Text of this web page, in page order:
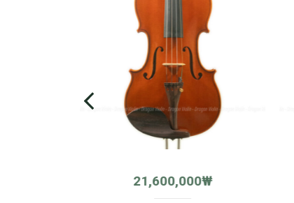
21,600,000₩